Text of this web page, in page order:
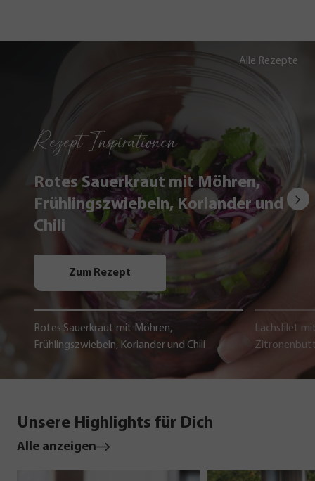
Rezept Inspirationen
Rotes Sauerkraut mit Möhren,
Frühlingszwiebeln, Koriander und
Chili
Zum Rezept
Rotes Sauerkraut mit Möhren,
Frühlingszwiebeln, Koriander und Chili
Lachsfilet
Alle Rezepte
Unsere Highlights für Dich
Alle anzeigen